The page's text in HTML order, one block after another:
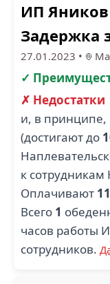
ИП
Задержка
27.01.2023 •
✓
✗ Недостатки
и, в
(достигают до
к
Оплачивают 11
Всего 1
часов работы
сотрудников.